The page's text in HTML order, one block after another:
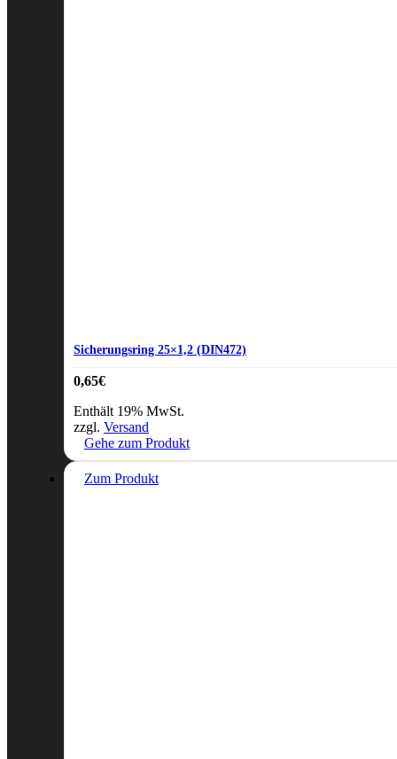
Sicherungsring 25×1,2 (DIN472)
0,65€
Enthält 19% MwSt.
zzgl. Versand
Gehe zum Produkt
Zum Produkt